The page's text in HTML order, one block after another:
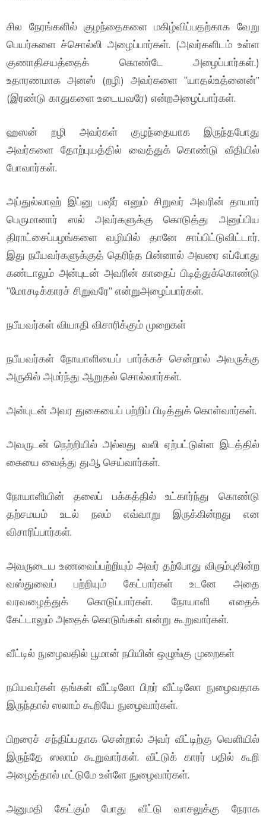
சில நேரங்களில் குழந்தைகளை மகிழ்விப்பதற்காக வேறு
பெயர்களை ச்சொல்லி அழைப்பார்கள். (அவர்களிடம் உள்ள
குணாதிசயத்தைக் கொண்டே அழைப்பார்கள்.)
உதாரணமாக அனஸ் (றழி) அவர்களை “யாதல்உத்னைன்”
(இரண்டு காதுகளை உடையவரே) என்றஅழைப்பார்கள்.
ஹஸன் றழி அவர்கள் குழந்தையாக இருந்தபோது
அவர்களை தோற்புயத்தில் வைத்துக் கொண்டு வீதியில்
போவார்கள்.
அப்துல்லாஹ் இப்னு பஷீர் எனும் சிறுவர் அவரின் தாயார்
பெருமானார் ஸல் அவர்களுக்கு கொடுத்து அனுப்பிய
திராட்சைப்பழங்களை வழியில் தானே சாப்பிட்டுவிட்டார்.
இது நபீயவர்களுக்குத் தெரிந்த பின்னால் அவரை எப்போது
கண்டாலும் அன்புடன் அவரின் காதைப் பிடித்துக்கொண்டு
“மோசடிக்காரச் சிறுவரே” என்றுஅழைப்பார்கள்.
நபீயவர்கள் வியாதி விசாரிக்கும் முறைகள்
நபீயவர்கள் நோயாளியைப் பார்க்கச் சென்றால் அவருக்கு
அருகில் அமர்ந்து ஆறுதல் சொல்வார்கள்.
அன்புடன் அவர துகையைப் பற்றிப் பிடித்துக் கொள்வார்கள்.
அவருடன் நெற்றியில் அல்லது வலி ஏற்பட்டுள்ள இடத்தில்
கையை வைத்து துஆ செய்வார்கள்.
நோயாளியின் தலைப் பக்கத்தில் உட்கார்ந்து கொண்டு
தற்சமயம் உடல் நலம் எவ்வாறு இருக்கின்றது என
விசாரிப்பார்கள்.
அவருடைய உணவைப்பற்றியும் அவர் தற்போது விரும்புகின்ற
வஸ்துவைப் பற்றியும் கேட்பார்கள் உடனே அதை
வரவழைத்துக் கொடுப்பார்கள். நோயாளி எதைக்
கேட்டாலும் அதைக் கொடுங்கள் என்று கூறுவார்கள்.
வீட்டில் நுழைவதில் பூமான் நபியின் ஒழுங்கு முறைகள்
நபியவர்கள் தங்கள் வீட்டிலோ பிறர் வீட்டிலோ நுழைவதாக
இருந்தால் ஸலாம் கூறியே நுழைவார்கள்.
பிறரைச் சந்திப்பதாக சென்றால் அவர் வீட்டிற்கு வெளியில்
இருந்தே ஸலாம் கூறுவார்கள். வீட்டுக் காரர் பதில் கூறி
அழைத்தால் மட்டுமே உள்ளே நுழைவார்கள்.
அனுமதி கேட்கும் போது வீட்டு வாசலுக்கு நேராக